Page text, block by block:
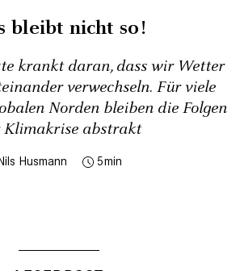
bleibt nicht so!
krankt daran, dass wir Wetter
verwechseln. Für viele
Norden bleiben die Folgen
Klimakrise abstrakt
Husmann 5